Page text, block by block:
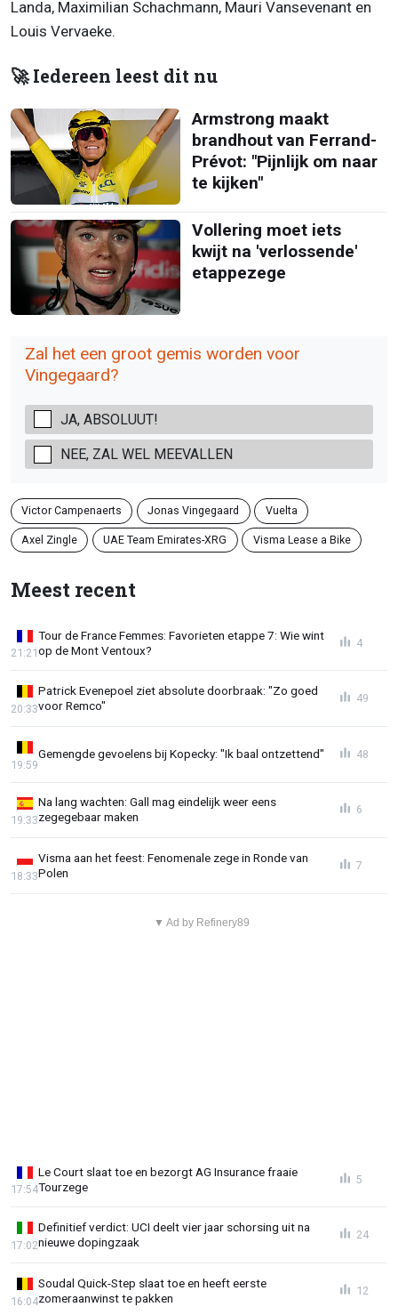
Landa, Maximilian Schachmann, Mauri Vansevenant en
Louis Vervaeke.
🚀 Iedereen leest dit nu
Armstrong maakt
brandhout van Ferrand-
Prévot: "Pijnlijk om naar
te kijken"
Vollering moet iets
kwijt na 'verlossende'
etappezege
Zal het een groot gemis worden voor
Vingegaard?
JA, ABSOLUUT!
NEE, ZAL WEL MEEVALLEN
Victor Campenaerts Jonas Vingegaard Vuelta
Axel Zingle UAE Team Emirates-XRG Visma Lease a Bike
Meest recent
Tour de France Femmes: Favorieten etappe 7: Wie wint
op de Mont Ventoux?
21:21
4
Patrick Evenepoel ziet absolute doorbraak: "Zo goed
voor Remco"
20:33
49
Gemengde gevoelens bij Kopecky: "Ik baal ontzettend"
19:59
48
Na lang wachten: Gall mag eindelijk weer eens
zegegebaar maken
19:33
6
Visma aan het feest: Fenomenale zege in Ronde van
Polen
18:33
7
▼ Ad by Refinery89
Le Court slaat toe en bezorgt AG Insurance fraaie
Tourzege
17:54
5
Definitief verdict: UCI deelt vier jaar schorsing uit na
nieuwe dopingzaak
17:02
24
Soudal Quick-Step slaat toe en heeft eerste
zomeraanwinst te pakken
16:04
12